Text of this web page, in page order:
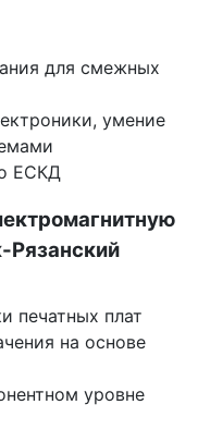
для смежных
умение
ЕСКД
Рязанский
печатных плат
на основе
уровне